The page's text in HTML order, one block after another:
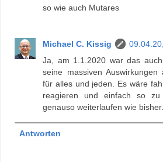
so wie auch Mutares
Michael C. Kissig
Ja, am 1.1.2020 war das
seine massiven
für alles und jeden. Es wäre
reagieren und einfach so
genauso weiterlaufen wie bisher.
Antworten